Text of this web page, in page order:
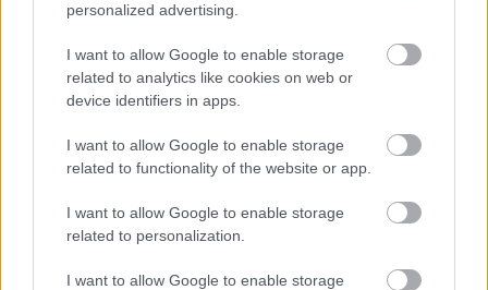
personalized advertising.
I want to allow Google to enable storage
related to analytics like cookies on web or
device identifiers in apps.
I want to allow Google to enable storage
related to functionality of the website or app.
I want to allow Google to enable storage
related to personalization.
I want to allow Google to enable storage
JNSZ megyei hírek bercsényi miklós általános iskola
A Jászberényi Tankerületi Központ november
óta nem jelez vissza egy iskolatervezésről a
polgármesternek